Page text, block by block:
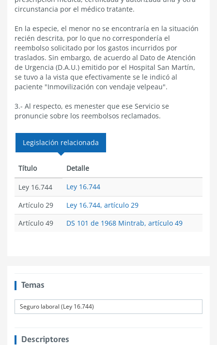
circunstancia por el médico tratante.
En la especie, el menor no se encontraría en la situación
recién descrita, por lo que no correspondería el
reembolso solicitado por los gastos incurridos por
traslados. Sin embargo, de acuerdo al Dato de Atención
de Urgencia (D.A.U.) emitido por el Hospital San Martín,
se tuvo a la vista que efectivamente se le indicó al
paciente "Inmovilización con vendaje velpeau".
3.- Al respecto, es menester que ese Servicio se
pronuncie sobre los reembolsos reclamados.
Legislación relacionada
Título Detalle
Ley 16.744
Ley 16.744
Artículo 29
Ley 16.744, artículo 29
Artículo 49
DS 101 de 1968 Mintrab, artículo 49
Temas
Seguro laboral (Ley 16.744)
Descriptores